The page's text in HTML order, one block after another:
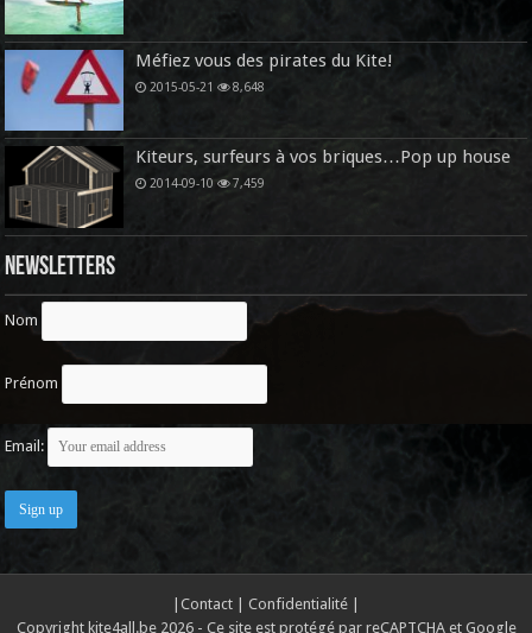
Méfiez vous des pirates du Kite!
2015-05-21 8,648
Kiteurs, surfeurs à vos briques…Pop up house
2014-09-10 7,459
Newsletters
Nom
Prénom
Email:
| Contact | Confidentialité |
Copyright kite4all.be 2026 - Ce site est protégé par reCAPTCHA et Google